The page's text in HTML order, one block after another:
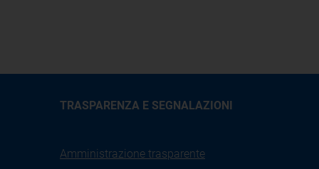
TRASPARENZA E SEGNALAZIONI
Amministrazione trasparente